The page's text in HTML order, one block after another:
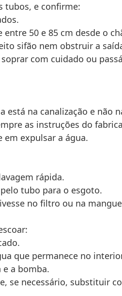
tubos, e confirme:
50 e 85 cm desde o
sifão nem obstruir a
com cuidado ou
na canalização e não
as instruções do
expulsar a água.
rápida.
tubo para o esgoto.
no filtro ou na
que permanece no
a bomba.
se necessário, substituir